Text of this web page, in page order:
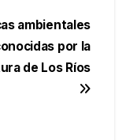
ambientales
por la
de Los Ríos